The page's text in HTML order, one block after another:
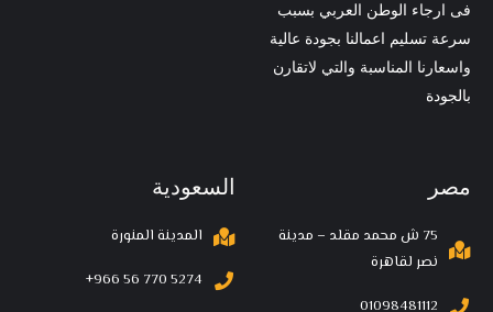
فى ارجاء الوطن العربي بسبب
سرعة تسليم اعمالنا بجودة عالية
واسعارنا المناسبة والتي لاتقارن
بالجودة
مصر
75 ش محمد مقلد – مدينة
نصر لقاهرة
01098481112
السعودية
المدينة المنورة
‪+966 56 770 5274‬